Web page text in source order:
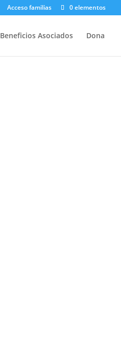
Acceso familias 0 elementos
Beneficios Asociados Dona